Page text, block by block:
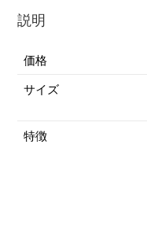
ト
説明
価格
サイズ
特徴